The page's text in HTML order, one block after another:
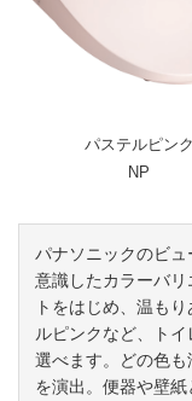
パステルピンク
NP
パナソニックのビ
意識したカラーバ
トをはじめ、温も
ルピンクなど、ト
選べます。どの色
を演出。便器や壁